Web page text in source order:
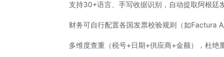
支持30+语言、手写收据识别，自动提取阿根廷
财务可自行配置各国发票校验规则（如Factura
多维度查重（税号+日期+供应商+金额），杜绝